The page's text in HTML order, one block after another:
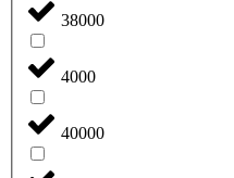
38000
4000
40000